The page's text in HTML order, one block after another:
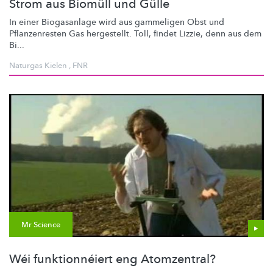
Strom aus Biomüll und Gülle
In einer Biogasanlage wird aus gammeligen Obst und
Pflanzenresten Gas hergestellt. Toll, findet Lizzie, denn aus dem
Bi...
Naturgas Kielen , FNR
Mr Science
Wéi funktionnéiert eng Atomzentral?